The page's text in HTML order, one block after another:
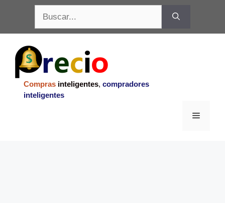
contenido
Compras inteligentes, compradores
inteligentes
Menu